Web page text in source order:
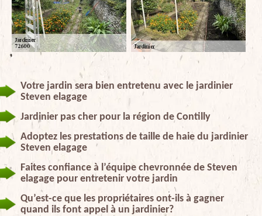
Votre jardin sera bien entretenu avec le jardinier
Steven elagage
Jardinier pas cher pour la région de Contilly
Adoptez les prestations de taille de haie du jardinier
Steven elagage
Faites confiance à l’équipe chevronnée de Steven
elagage pour entretenir votre jardin
Qu’est-ce que les propriétaires ont-ils à gagner
quand ils font appel à un jardinier?